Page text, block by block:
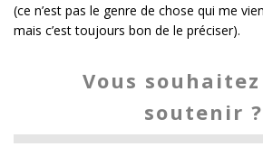
(ce n’est pas le genre de chose qui me
mais c’est toujours bon de le préciser).
Vous
soutenir ?